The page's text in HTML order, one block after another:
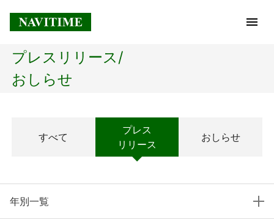
トップページ
経営理念
プレスリリース/
おしらせ
すべて
プレス
リリース
おしらせ
年別一覧